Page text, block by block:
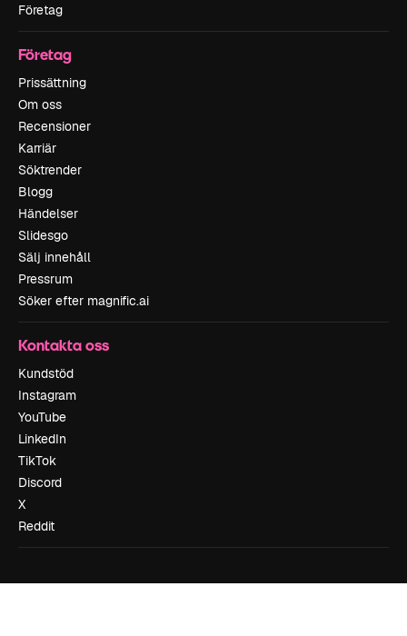
Företag
Företag
Prissättning
Om oss
Recensioner
Karriär
Söktrender
Blogg
Händelser
Slidesgo
Sälj innehåll
Pressrum
Söker efter magnific.ai
Kontakta oss
Kundstöd
Instagram
YouTube
LinkedIn
TikTok
Discord
X
Reddit